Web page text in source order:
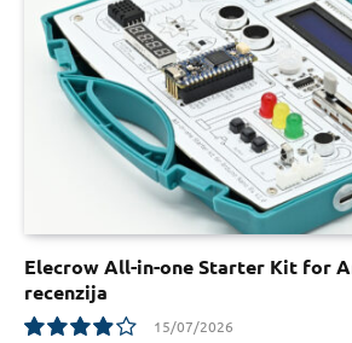
Elecrow All-in-one Starter Kit for
recenzija
15/07/2026